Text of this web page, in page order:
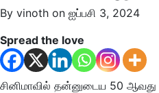
By vinoth on ஐப்பசி 3, 2024
Spread the love
சினிமாவில் தன்னுடைய 50